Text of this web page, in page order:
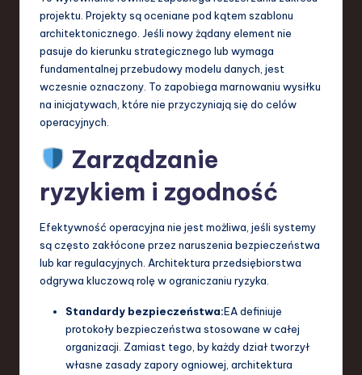
projektu. Projekty są oceniane pod kątem szablonu
architektonicznego. Jeśli nowy żądany element nie
pasuje do kierunku strategicznego lub wymaga
fundamentalnej przebudowy modelu danych, jest
wczesnie oznaczony. To zapobiega marnowaniu wysiłku
na inicjatywach, które nie przyczyniają się do celów
operacyjnych.
Zarządzanie
ryzykiem i zgodność
Efektywność operacyjna nie jest możliwa, jeśli systemy
są często zakłócone przez naruszenia bezpieczeństwa
lub kar regulacyjnych. Architektura przedsiębiorstwa
odgrywa kluczową rolę w ograniczaniu ryzyka.
Standardy bezpieczeństwa:EA definiuje
protokoły bezpieczeństwa stosowane w całej
organizacji. Zamiast tego, by każdy dział tworzył
własne zasady zapory ogniowej, architektura